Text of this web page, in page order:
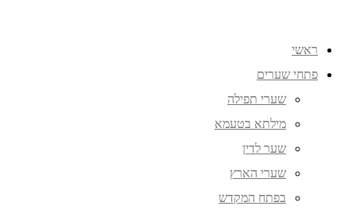
ראשי
פתחי שערים
שערי תפילה
מילתא בטעמא
שער לדין
שערי הארץ
בפתח המקדש